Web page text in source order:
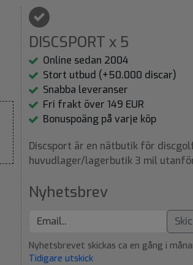
DISCSPORT x 5
Online sedan 2004
Stort utbud (+50.000 discar)
Snabba leveranser
Fri frakt över 149 EUR
Bonuspoäng på varje köp
Discsport är en nätbutik för
huvudlager/lagerbutik 3 mil
Nyhetsbrev
Nyhetsbrevet skickas ca en gång i
Tidigare utskick